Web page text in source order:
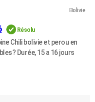
Bolivie
Résolu
Chili bolivie et perou en
Durée, 15 a 16 jours